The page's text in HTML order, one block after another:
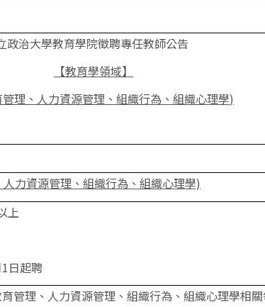
政治大學教育學院徵聘專任教師公告
【教育學領域】
理、人力資源管理、組織行為、組織心理學)
力資源管理、組織行為、組織心理學)
上
日起聘
管理、人力資源管理、組織行為、組織心理學相